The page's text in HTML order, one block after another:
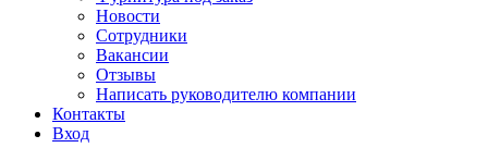
Новости
Сотрудники
Вакансии
Отзывы
Написать руководителю компании
Контакты
Вход